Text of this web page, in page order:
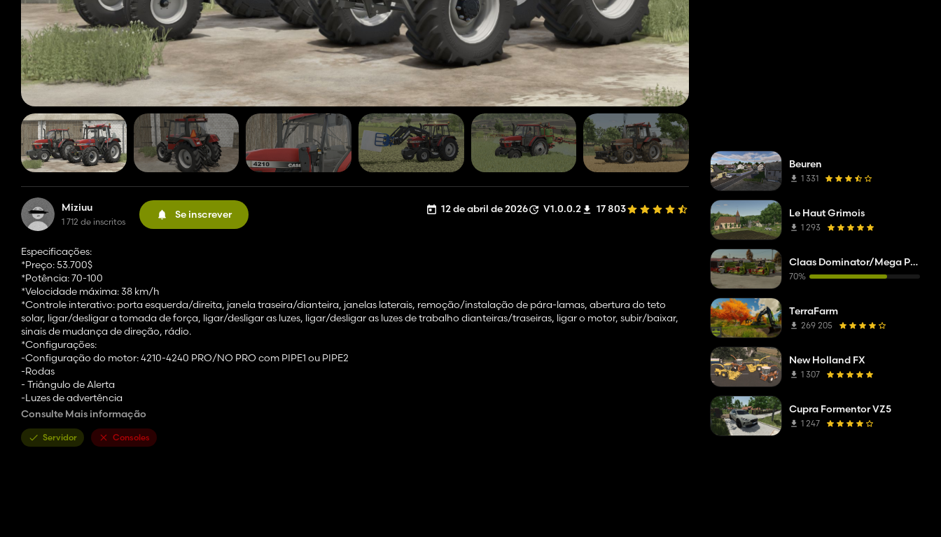
Miziuu
1 712 de inscritos
Se inscrever 12 de abril de 2026 V1.0.0.2 17 803
Especificações:
*Preço: 53.700$
*Potência: 70-100
*Velocidade máxima: 38 km/h
*Controle interativo: porta esquerda/direita, janela traseira/dianteira, janelas laterais, remoção/instalação de pára-lamas, abertura do teto
solar, ligar/desligar a tomada de força, ligar/desligar as luzes, ligar/desligar as luzes de trabalho dianteiras/traseiras, ligar o motor, subir/baixar,
sinais de mudança de direção, rádio.
*Configurações:
-Configuração do motor: 4210-4240 PRO/NO PRO com PIPE1 ou PIPE2
-Rodas
- Triângulo de Alerta
-Luzes de advertência
-Mudanças no volante
-Espelhos
Consulte Mais informação
Servidor Consoles
Beuren
1 331
Le Haut Grimois
1 293
Claas Dominator/Mega Pack
70%
TerraFarm
269 205
New Holland FX
1 307
Cupra Formentor VZ5
1 247